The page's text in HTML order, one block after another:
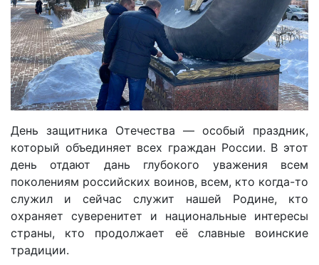
День защитника Отечества — особый праздник,
который объединяет всех граждан России. В этот
день отдают дань глубокого уважения всем
поколениям российских воинов, всем, кто когда-то
служил и сейчас служит нашей Родине, кто
охраняет суверенитет и национальные интересы
страны, кто продолжает её славные воинские
традиции.